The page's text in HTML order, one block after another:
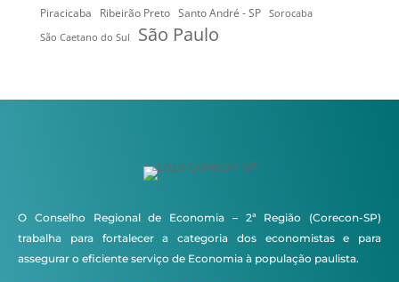
Piracicaba Ribeirão Preto Santo André - SP
Sorocaba
São Caetano do Sul
São Paulo
O Conselho Regional de Economia – 2ª Região (Corecon-SP)
trabalha para fortalecer a categoria dos economistas e para
assegurar o eficiente serviço de Economia à população paulista.